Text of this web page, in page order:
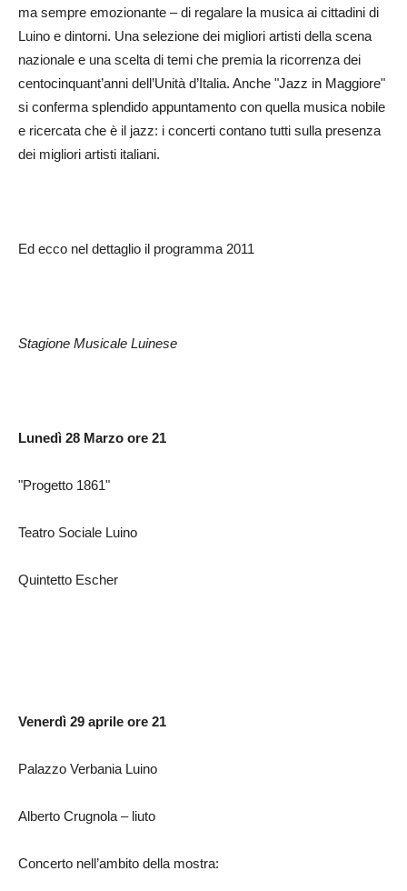
ma sempre emozionante – di regalare la musica ai cittadini di
Luino e dintorni. Una selezione dei migliori artisti della scena
nazionale e una scelta di temi che premia la ricorrenza dei
centocinquant’anni dell’Unità d’Italia. Anche "Jazz in Maggiore"
si conferma splendido appuntamento con quella musica nobile
e ricercata che è il jazz: i concerti contano tutti sulla presenza
dei migliori artisti italiani.
Ed ecco nel dettaglio il programma 2011
Stagione Musicale Luinese
Lunedì 28 Marzo ore 21
"Progetto 1861"
Teatro Sociale Luino
Quintetto Escher
Venerdì 29 aprile ore 21
Palazzo Verbania Luino
Alberto Crugnola – liuto
Concerto nell’ambito della mostra: